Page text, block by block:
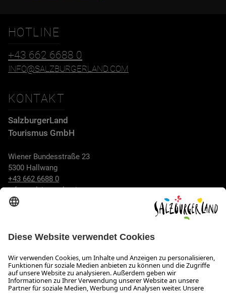
HOTLINE
+43 662 6688 0
INFO@SALZBURGERLAND.COM
KONTAKT
SalzburgerLand
Tourismus GmbH
Wiener Bundesstraße 23
5300 Hallwang
+43 662 6688 0
info@salzburgerland.com
Wir freuen uns auf Ihre Anfrage!
Gerne stehen wir Ihnen von Montag bis Donnerstag von 08:00
bis 17:30 Uhr und am Freitag von 08:00 bis 17:00 Uhr zur
Verfügung.